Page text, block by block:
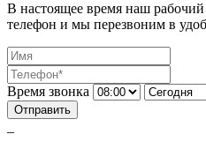
В настоящее время наш рабочий
телефон и мы перезвоним в
Время звонка
Отправить